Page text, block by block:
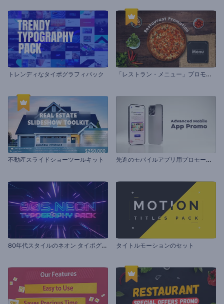
トレンディなタイポグラフィパック 「
レストラン・メニュー」プロモーション
不動産スライドショーツールキット 先
進のモバイルアプリ用プロモーション
8
0年代スタイルのネオン タイポグラフィセット タイトルモーションのセット